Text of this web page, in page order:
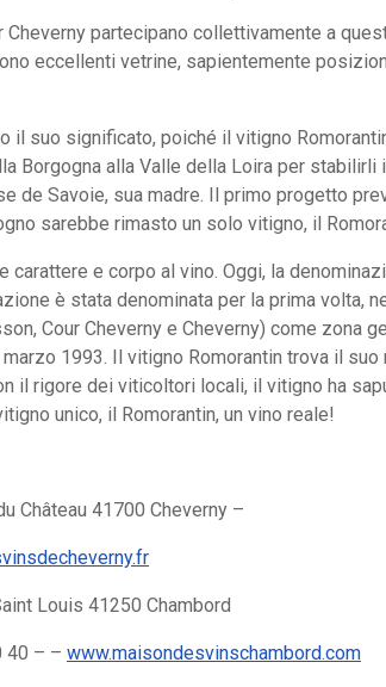
Cheverny partecipano collettivamente a
eccellenti vetrine, sapientemente
il suo significato, poiché il vitigno
Borgogna alla Valle della Loira per
de Savoie, sua madre. Il primo progetto
sarebbe rimasto un solo vitigno, il
e corpo al vino. Oggi, la
è stata denominata per la prima volta,
Cour Cheverny e Cheverny) come zona
marzo 1993. Il vitigno Romorantin trova il
il rigore dei viticoltori locali, il vitigno ha
unico, il Romorantin, un vino reale!
Château 41700 Cheverny –
Louis 41250 Chambord
40 – – www.maisondesvinschambord.com